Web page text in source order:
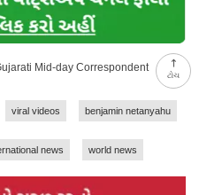
ટોચ
Mid-day Correspondent
viral videos benjamin netanyahu
news world news